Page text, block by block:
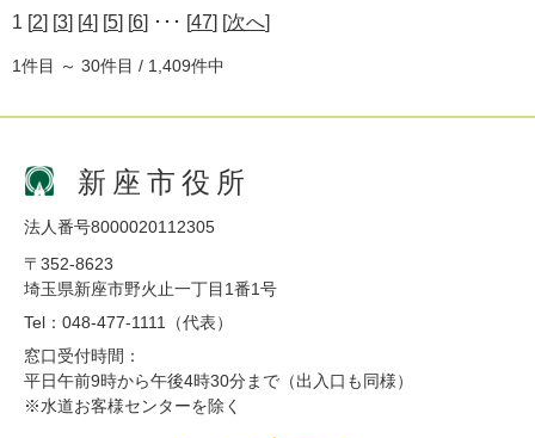
1 [2] [3] [4] [5] [6] ･･･ [47] [次へ]
1件目 ～ 30件目 / 1,409件中
新座市役所
法人番号8000020112305
〒352-8623
埼玉県新座市野火止一丁目1番1号
Tel：048-477-1111（代表）
窓口受付時間：
平日午前9時から午後4時30分まで（出入口も同様）
※水道お客様センターを除く